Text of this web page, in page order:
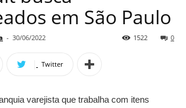
em São Paulo
- 30/06/2022 0
1522
Twitter
varejista que trabalha com itens